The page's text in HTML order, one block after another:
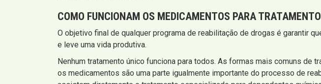
COMO FUNCIONAM OS MEDICAMENTOS PARA
O objetivo final de qualquer programa de reabilitação de drogas é garantir
e leve uma vida produtiva.
Nenhum tratamento único funciona para todos. As formas mais comuns de
os medicamentos são uma parte igualmente importante do processo de